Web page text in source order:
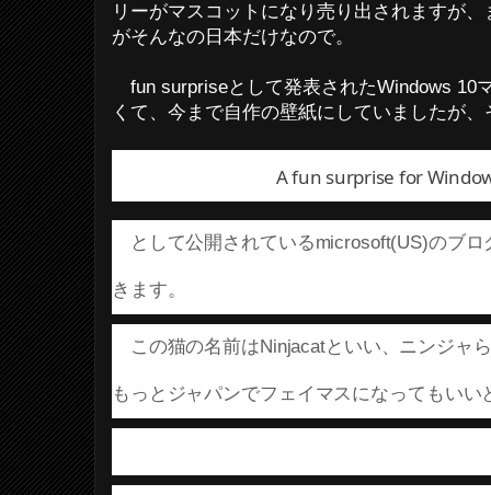
リーがマスコットになり売り出されますが
がそんなの日本だけなので。
fun surpriseとして発表されたWindows 10
くて、今まで自作の壁紙にしていましたが
A fun surprise for
として公開されているmicrosoft(US)のブロ
きます。
この猫の名前はNinjacatといい、ニンジャ
もっとジャパンでフェイマスになってもいい